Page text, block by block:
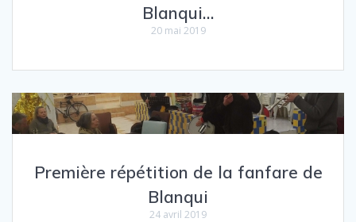
Blanqui…
20 mai 2019
Première répétition de la fanfare de
Blanqui
24 avril 2019